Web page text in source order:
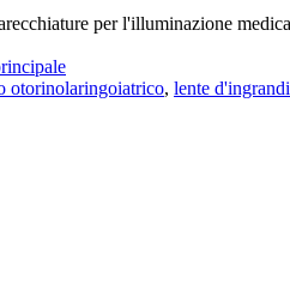
per l'illuminazione
otorinolaringoiatrico, lente